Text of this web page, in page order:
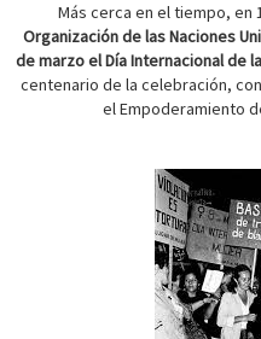
Más cerca en el tiempo, en
Organización de las Naciones
de marzo el Día Internacional de
centenario de la celebración,
el Empoderamiento